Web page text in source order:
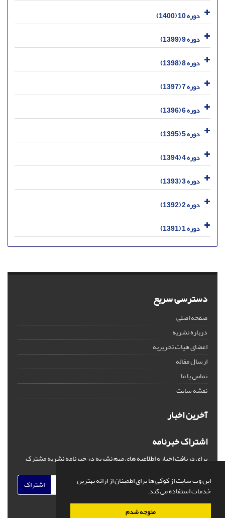
این وب سایت از کوکی ها برای اطمینان از ارائه بهترین
خدمات استفاده می کند.
متوجه شدم
دوره 10 (1400)
دوره 9 (1399)
دوره 8 (1398)
دوره 7 (1397)
دوره 6 (1396)
دوره 5 (1395)
دوره 4 (1394)
دوره 3 (1393)
دوره 2 (1392)
دوره 1 (1391)
دسترسی سریع
صفحه اصلی
درباره نشریه
اعضای هیات تحریریه
ارسال مقاله
تماس با ما
نقشه سایت
آخرین اخبار
اشتراک خبرنامه
برای دریافت اخبار و اطلاعیه های مهم نشریه در خبرنامه نشریه مشترک
اشتراک